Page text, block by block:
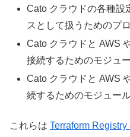
Cato クラウドの各種設
スとして扱うためのプ
Cato クラウドと AWS
接続するためのモジュ
Cato クラウドと AWS
続するためのモジュー
これらは Terraform